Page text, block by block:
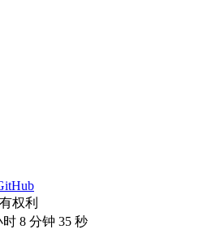
权利
时 8 分钟 35 秒